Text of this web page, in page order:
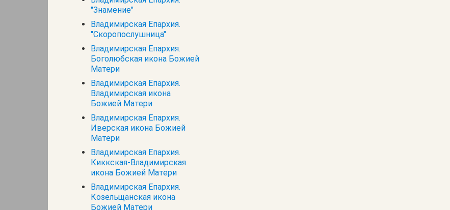
"Знамение"
Владимирская Епархия.
"Скоропослушница"
Владимирская Епархия.
Боголюбская икона Божией
Матери
Владимирская Епархия.
Владимирская икона
Божией Матери
Владимирская Епархия.
Иверская икона Божией
Матери
Владимирская Епархия.
Киккская-Владимирская
икона Божией Матери
Владимирская Епархия.
Козельщанская икона
Божией Матери